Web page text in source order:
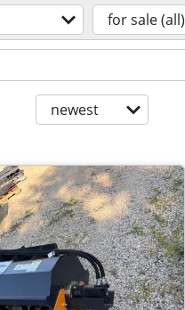
for sale (all)
newest